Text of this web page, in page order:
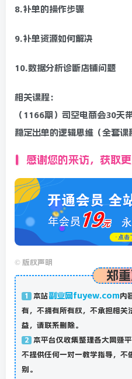
8.补单的操作步骤
9.补单资源如何解决
10.数据分析诊断店铺问题
相关课程：
（1166期）司空电商会30天
稳定出单的逻辑思维（全套课
感谢您的来访，获取
© 版权声明
郑
1 本站副业网fuyew.com内
有，不拥有所有权，不承担相关
益，请联系删除。
2 本平台仅收集整理各大网赚
不提供任何一对一教学指导，不
别。